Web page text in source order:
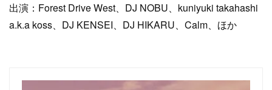
出演：Forest Drive West、DJ NOBU、kuniyuki takahashi
a.k.a koss、DJ KENSEI、DJ HIKARU、Calm、ほか